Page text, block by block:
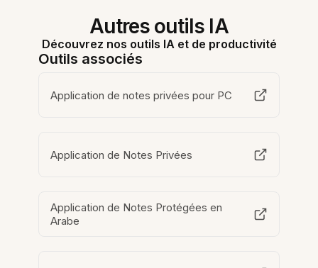
Autres outils IA
Découvrez nos outils IA et de productivité
Outils associés
Application de notes privées pour PC
Application de Notes Privées
Application de Notes Protégées en
Arabe